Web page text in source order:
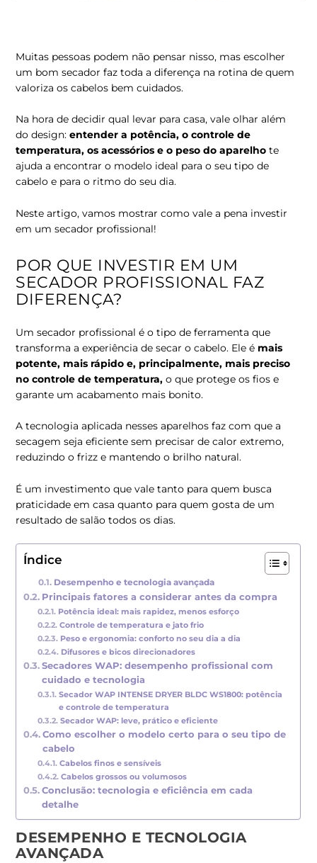
Muitas pessoas podem não pensar nisso, mas escolher
um bom secador faz toda a diferença na rotina de quem
valoriza os cabelos bem cuidados.
Na hora de decidir qual levar para casa, vale olhar além
do design:entender a potência, o controle de
temperatura, os acessórios e o peso do aparelho te
ajuda a encontrar o modelo ideal para o seu tipo de
cabelo e para o ritmo do seu dia.
Neste artigo, vamos mostrar como vale a pena investir
em um secador profissional!
POR QUE INVESTIR EM UM
SECADOR PROFISSIONAL FAZ
DIFERENÇA?
Um secador profissional é o tipo de ferramenta que
transforma a experiência de secar o cabelo. Ele é mais
potente, mais rápido e, principalmente, mais preciso
no controle de temperatura, o que protege os fios e
garante um acabamento mais bonito.
A tecnologia aplicada nesses aparelhos faz com que a
secagem seja eficiente sem precisar de calor extremo,
reduzindo o frizz e mantendo o brilho natural.
É um investimento que vale tanto para quem busca
praticidade em casa quanto para quem gosta de um
resultado de salão todos os dias.
Índice
Desempenho e tecnologia avançada
Principais fatores a considerar antes da compra
Potência ideal: mais rapidez, menos esforço
Controle de temperatura e jato frio
Peso e ergonomia: conforto no seu dia a dia
Difusores e bicos direcionadores
Secadores WAP: desempenho profissional com
cuidado e tecnologia
Secador WAP INTENSE DRYER BLDC WS1800: potência
e controle de temperatura
Secador WAP: leve, prático e eficiente
Como escolher o modelo certo para o seu tipo de
cabelo
Cabelos finos e sensíveis
Cabelos grossos ou volumosos
Conclusão: tecnologia e eficiência em cada
detalhe
DESEMPENHO E TECNOLOGIA
AVANÇADA